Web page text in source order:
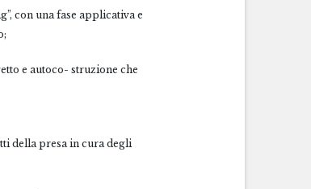
con una fase applicativa e
e autoco- struzione che
della presa in cura degli